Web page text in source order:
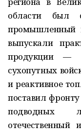
области был
промышленный
выпускали
продукции —
сухопутных
и реактивное
поставил
подводных
отечественный